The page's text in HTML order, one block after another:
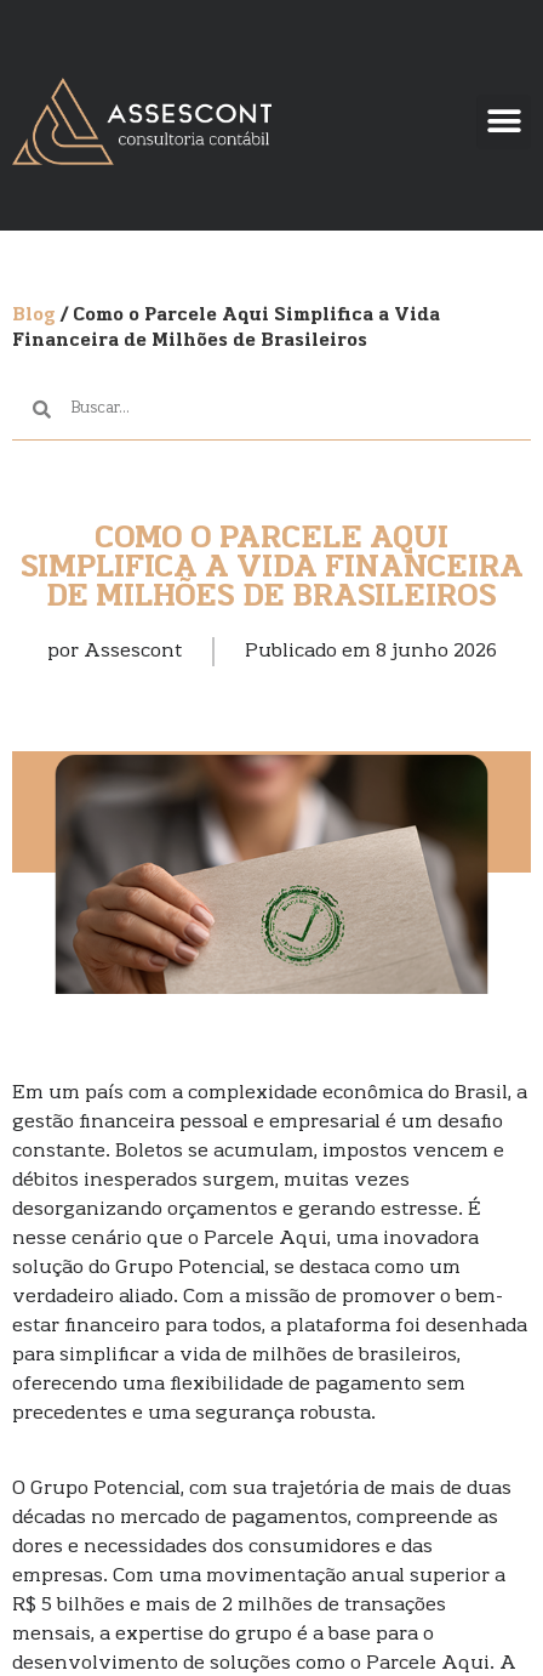
Blog/ Como o Parcele Aqui Simplifica a Vida
Financeira de Milhões de Brasileiros
COMO O PARCELE AQUI
SIMPLIFICA A VIDA FINANCEIRA
DE MILHÕES DE BRASILEIROS
por Assescont Publicado em 8 junho 2026
Em um país com a complexidade econômica do Brasil, a
gestão financeira pessoal e empresarial é um desafio
constante. Boletos se acumulam, impostos vencem e
débitos inesperados surgem, muitas vezes
desorganizando orçamentos e gerando estresse. É
nesse cenário que o Parcele Aqui, uma inovadora
solução do Grupo Potencial, se destaca como um
verdadeiro aliado. Com a missão de promover o bem-
estar financeiro para todos, a plataforma foi desenhada
para simplificar a vida de milhões de brasileiros,
oferecendo uma flexibilidade de pagamento sem
precedentes e uma segurança robusta.
O Grupo Potencial, com sua trajetória de mais de duas
décadas no mercado de pagamentos, compreende as
dores e necessidades dos consumidores e das
empresas. Com uma movimentação anual superior a
R$ 5 bilhões e mais de 2 milhões de transações
mensais, a expertise do grupo é a base para o
desenvolvimento de soluções como o Parcele Aqui. A